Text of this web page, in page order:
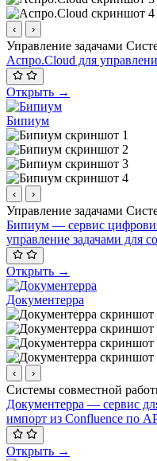
‹ ›
Управление задачами
Аспро.Cloud для
Открыть →
Бипиум
‹ ›
Управление задачами
Бипиум — сервис
управление задачами для
Открыть →
Документерра
‹ ›
Системы совместной
Документерра — сервис
импорт из Confluence по
Открыть →